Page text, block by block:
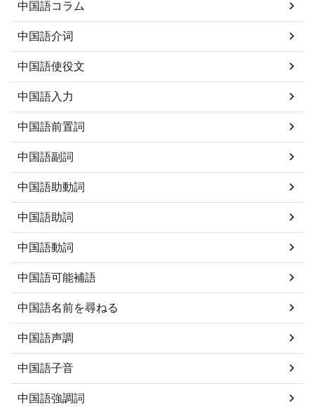
中国語コラム
中国語介词
中国語使役文
中国語入力
中国語前置詞
中国語副詞
中国語助動詞
中国語助詞
中国語動詞
中国語可能補語
中国語名前を尋ねる
中国語声調
中国語子音
中国語強調詞